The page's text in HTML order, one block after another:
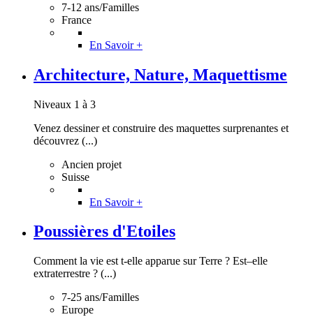
7-12 ans/Familles
France
En Savoir +
Architecture, Nature, Maquettisme
Niveaux 1 à 3
Venez dessiner et construire des maquettes surprenantes et
découvrez (...)
Ancien projet
Suisse
En Savoir +
Poussières d'Etoiles
Comment la vie est t-elle apparue sur Terre ? Est–elle
extraterrestre ? (...)
7-25 ans/Familles
Europe